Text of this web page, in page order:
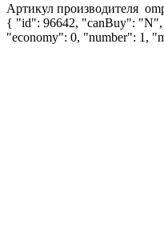
Артикул производителя
{ "id": 96642, "canBuy":
"economy": 0, "number": 1,